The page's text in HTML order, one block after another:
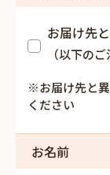
お届け先
（以下の
※お届け先と
ください
お名前